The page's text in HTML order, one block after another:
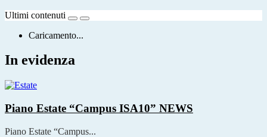
Ultimi contenuti
Caricamento...
In evidenza
Piano Estate “Campus ISA10” NEWS
Piano Estate “Campus...